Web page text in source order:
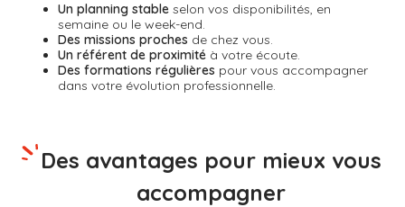
Un planning stable selon vos disponibilités, en
semaine ou le week-end.
Des missions proches de chez vous.
Un référent de proximité à votre écoute.
Des formations régulières pour vous accompagner
dans votre évolution professionnelle.
Des avantages pour mieux vous
accompagner